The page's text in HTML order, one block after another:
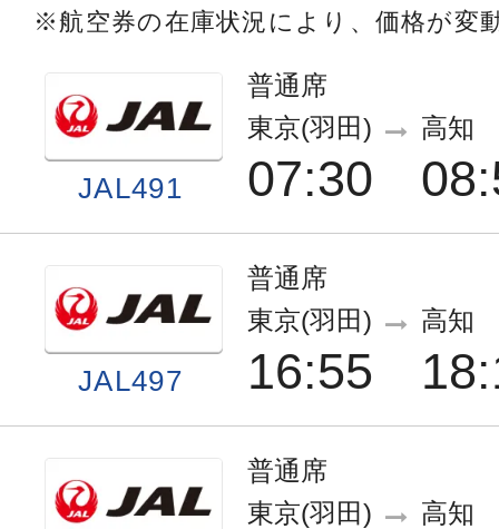
※航空券の在庫状況により、価格が変
JAL491
普通席
東京(羽田)
07:30
高知
JAL497
普通席
東京(羽田)
16:55
高知
普通席
東京(羽田)
高知